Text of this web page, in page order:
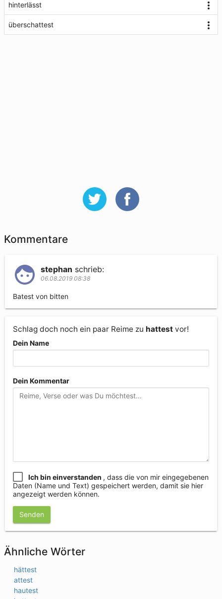
hinterlässt
überschattest
Kommentare
stephan schrieb:
06.08.2019 08:38
Batest von bitten
Schlag doch noch ein paar Reime zu hattest vor!
Dein Name
Dein Kommentar
Ich bin einverstanden , dass die von mir eingegebenen
Daten (Name und Text) gespeichert werden, damit sie hier
angezeigt werden können.
Senden
Ähnliche Wörter
hättest
attest
hautest